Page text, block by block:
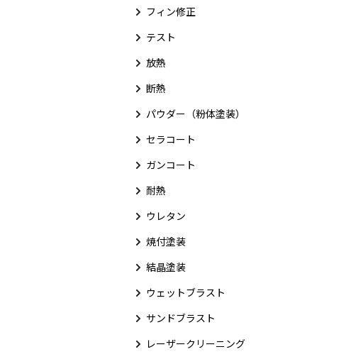
フィン修正
テスト
放熱
断熱
パウダー（粉体塗装）
セラコート
ガンコート
耐熱
ウレタン
焼付塗装
結晶塗装
ウェットブラスト
サンドブラスト
レーザークリーニング